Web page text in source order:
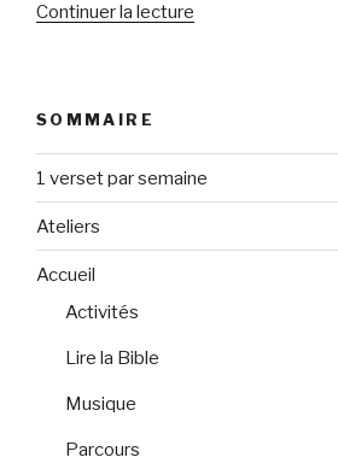
Continuer la lecture
en
Égypte »
SOMMAIRE
1 verset par semaine
Ateliers
Accueil
Activités
Lire la Bible
Musique
Parcours